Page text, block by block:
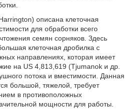
описана клеточная
для обработки всего
семян сорняков. Здесь
клеточная дробилка с
направлениях, которая имеет
на US 4,813,619 (Tjumanok и др.
потока и вместимости. Данная
большой, тяжелой, требует
в противоположных
мощности для работы.